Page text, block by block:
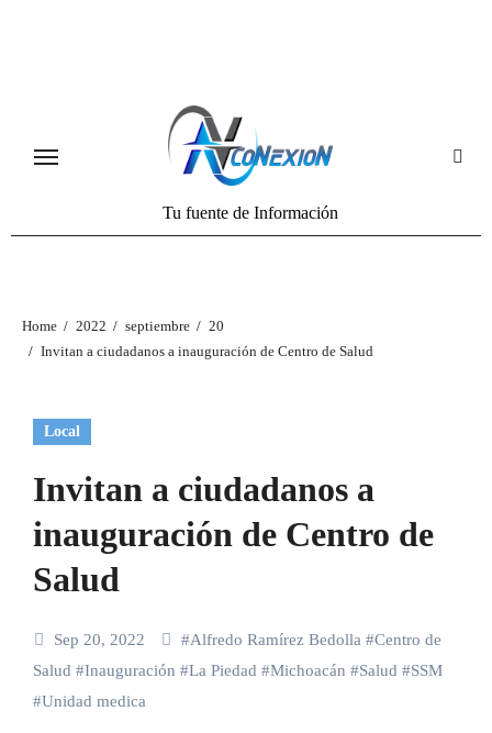
Tu fuente de Información
Home 2022 septiembre
20
Invitan a ciudadanos a inauguración de Centro de Salud
Local
Invitan a ciudadanos a
inauguración de Centro de
Salud
Sep 20, 2022 #Alfredo Ramírez Bedolla#Centro de
Salud #Inauguración #La Piedad #Michoacán #Salud #SSM
#Unidad medica